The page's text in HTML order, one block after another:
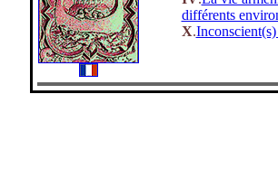
différents
X.